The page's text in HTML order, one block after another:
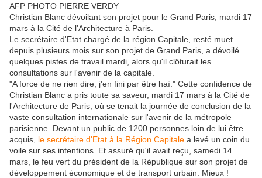
AFP PHOTO PIERRE VERDY
Christian Blanc dévoilant son projet pour le Grand Paris, mardi 17
mars à la Cité de l'Architecture à Paris.
Le secrétaire d'Etat chargé de la région Capitale, resté muet
depuis plusieurs mois sur son projet de Grand Paris, a dévoilé
quelques pistes de travail mardi, alors qu'il clôturait les
consultations sur l'avenir de la capitale.
"A force de ne rien dire, j'en fini par être haï." Cette confidence de
Christian Blanc a pris toute sa saveur, mardi 17 mars à la Cité de
l'Architecture de Paris, où se tenait la journée de conclusion de la
vaste consultation internationale sur l'avenir de la métropole
parisienne. Devant un public de 1200 personnes loin de lui être
acquis, le secrétaire d'Etat à la Région Capitale a levé un coin du
voile sur ses intentions. Et assuré qu'il avait reçu, samedi 14
mars, le feu vert du président de la République sur son projet de
développement économique et de transport urbain. Mieux !